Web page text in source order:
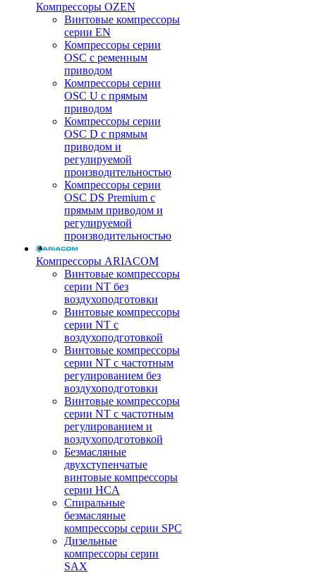
Компрессоры OZEN
Винтовые компрессоры
серии EN
Компрессоры серии
OSC с ременным
приводом
Компрессоры серии
OSC U с прямым
приводом
Компрессоры серии
OSC D с прямым
приводом и
регулируемой
производительностью
Компрессоры серии
OSC DS Premium с
прямым приводом и
регулируемой
производительностью
Компрессоры ARIACOM
Винтовые компрессоры
серии NT без
воздухоподготовки
Винтовые компрессоры
серии NT c
воздухоподготовкой
Винтовые компрессоры
серии NT с частотным
регулированием без
воздухоподготовки
Винтовые компрессоры
серии NT с частотным
регулированием и
воздухоподготовкой
Безмасляные
двухступенчатые
винтовые компрессоры
серии HCA
Спиральные
безмасляные
компрессоры серии SPC
Дизельные
компрессоры серии
SAX